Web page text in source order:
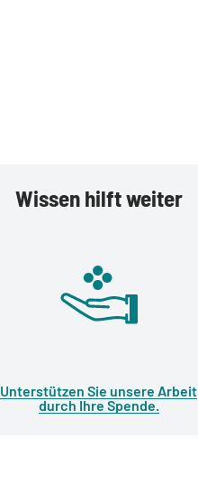
Wissen hilft weiter
Unterstützen Sie unsere Arbeit
durch Ihre Spende.